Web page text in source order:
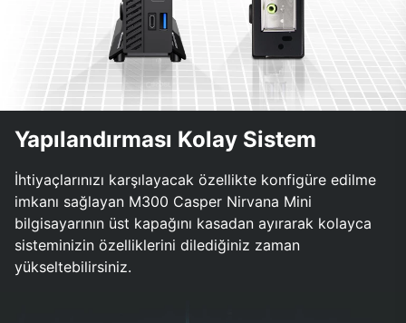
Yapılandırması Kolay Sistem
İhtiyaçlarınızı karşılayacak özellikte konfigüre edilme
imkanı sağlayan M300 Casper Nirvana Mini
bilgisayarının üst kapağını kasadan ayırarak kolayca
sisteminizin özelliklerini dilediğiniz zaman
yükseltebilirsiniz.